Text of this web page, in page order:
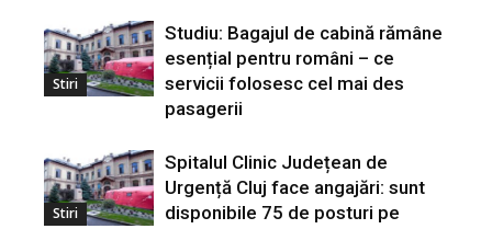
Stiri
Studiu: Bagajul de cabină rămâne
esențial pentru români – ce
servicii folosesc cel mai des
pasagerii
Stiri
Spitalul Clinic Județean de
Urgență Cluj face angajări: sunt
disponibile 75 de posturi pe